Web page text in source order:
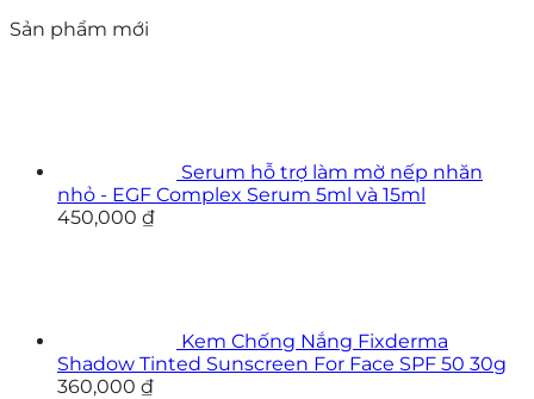
Sản phẩm mới
Serum hỗ trợ làm mờ nếp nhăn
nhỏ - EGF Complex Serum 5ml và 15ml
450,000 ₫
Kem Chống Nắng Fixderma
Shadow Tinted Sunscreen For Face SPF 50 30g
360,000 ₫